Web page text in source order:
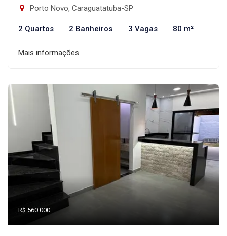
Porto Novo, Caraguatatuba-SP
2 Quartos 2 Banheiros 3 Vagas 80 m²
Mais informações
R$ 560.000